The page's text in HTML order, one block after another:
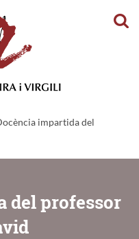
impartida del
del professor